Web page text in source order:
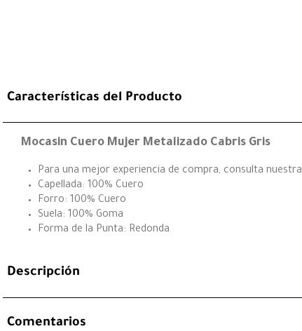
Características del Producto
Mocasin Cuero Mujer Metalizado Cabris Gris
Para una mejor experiencia de compra, consulta
Capellada: 100% Cuero
Forro: 100% Cuero
Suela: 100% Goma
Forma de la Punta: Redonda
Descripción
Comentarios